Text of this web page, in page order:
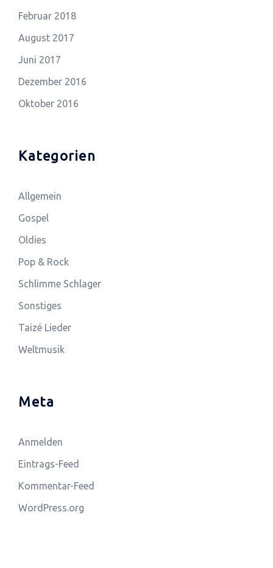
Februar 2018
August 2017
Juni 2017
Dezember 2016
Oktober 2016
Kategorien
Allgemein
Gospel
Oldies
Pop & Rock
Schlimme Schlager
Sonstiges
Taizé Lieder
Weltmusik
Meta
Anmelden
Eintrags-Feed
Kommentar-Feed
WordPress.org